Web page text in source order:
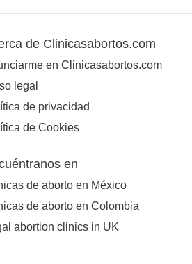
de Clinicasabortos.com
en Clinicasabortos.com
legal
de privacidad
de Cookies
en
de aborto en México
de aborto en Colombia
abortion clinics in UK